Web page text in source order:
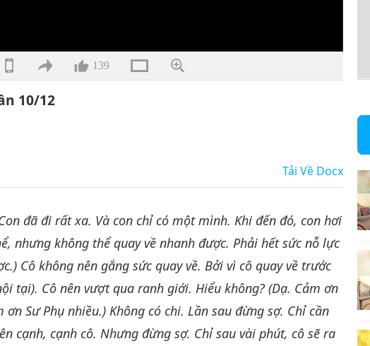
139
10/12
Tải Về Docx
đã đi rất xa. Và con chỉ có một mình. Khi đến đó, con hơi
nhưng không thể quay về nhanh được. Phải hết sức nỗ lực
Cô không nên gắng sức quay về. Bởi vì cô quay về trước
tại). Cô nên vượt qua ranh giới. Hiểu không? (Dạ. Cảm ơn
Sư Phụ nhiều.) Không có chi. Lần sau đừng sợ. Chỉ cần
cạnh, cạnh cô. Nhưng đừng sợ. Chỉ sau vài phút, cô sẽ ra